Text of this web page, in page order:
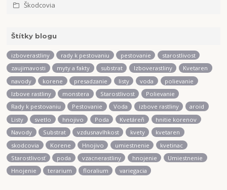
Škodcovia
Štítky blogu
izboverastliny rady k pestovaniu pestovanie
starostlivost
zaujimavosti
myty a fakty substrat Izboverastliny
Kvetaren
navody
korene presadzanie listy voda
polievanie
Izbove rastliny
monstera Starostlivost
Polievanie
Rady k pestovaniu
Pestovanie Voda izbove rastliny
aroid
Listy
svetlo hnojivo Poda Kvetáreň
hnitie korenov
Navody
Substrat vzdusnavlhkost kvety
kvetaren
skodcovia
Korene Hnojivo umiestnenie
kvetinac
Starostlivosť
poda vzacnerastliny hnojenie
Umiestnenie
Hnojenie
terarium floralium variegacia